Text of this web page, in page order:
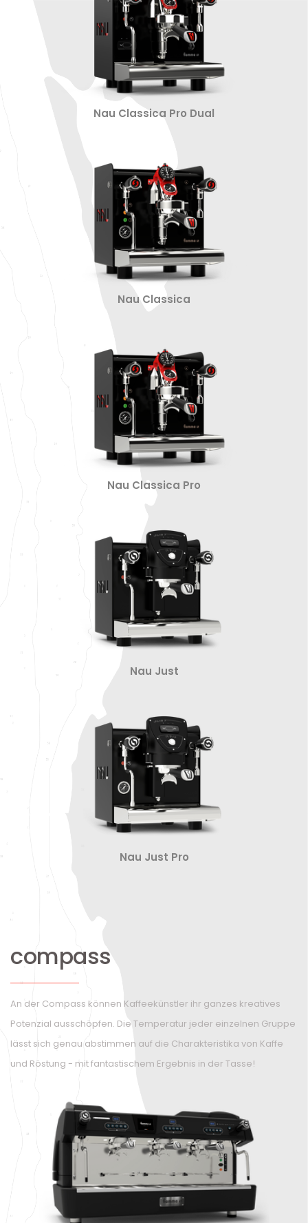
Nau Classica Pro Dual
Nau Classica
Nau Classica Pro
Nau Just
Nau Just Pro
compass
An der Compass können Kaffeekünstler ihr ganzes kreatives
Potenzial ausschöpfen. Die Temperatur jeder einzelnen Gruppe
lässt sich genau abstimmen auf die Charakteristika von Kaffe
und Röstung - mit fantastischem Ergebnis in der Tasse!